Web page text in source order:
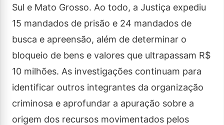
Sul e Mato Grosso. Ao todo, a Justiça expediu
15 mandados de prisão e 24 mandados de
busca e apreensão, além de determinar o
bloqueio de bens e valores que ultrapassam R$
10 milhões. As investigações continuam para
identificar outros integrantes da organização
criminosa e aprofundar a apuração sobre a
origem dos recursos movimentados pelos